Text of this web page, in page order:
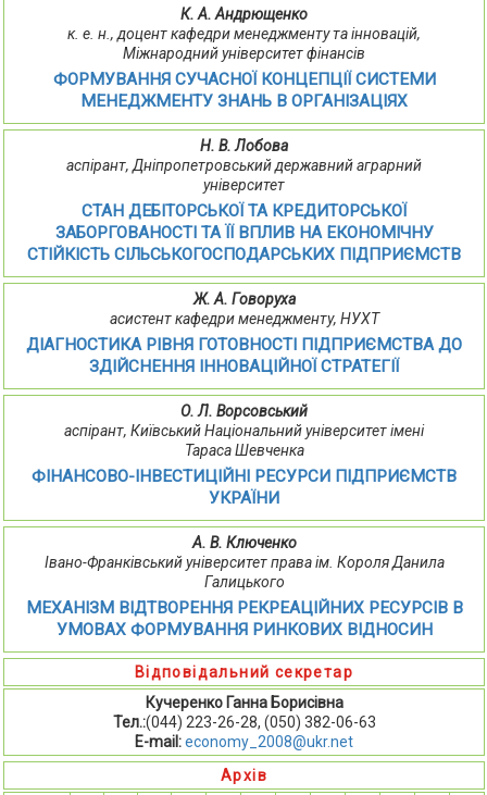
К. А. Андрющенко
к. е. н., доцент кафедри менеджменту та інновацій,
Міжнародний університет фінансів
ФОРМУВАННЯ СУЧАСНОЇ КОНЦЕПЦІЇ СИСТЕМИ
МЕНЕДЖМЕНТУ ЗНАНЬ В ОРГАНІЗАЦІЯХ
Н. В. Лобова
аспірант, Дніпропетровський державний аграрний
університет
СТАН ДЕБІТОРСЬКОЇ ТА КРЕДИТОРСЬКОЇ
ЗАБОРГОВАНОСТІ ТА ЇЇ ВПЛИВ НА ЕКОНОМІЧНУ
СТІЙКІСТЬ СІЛЬСЬКОГОСПОДАРСЬКИХ ПІДПРИЄМСТВ
Ж. А. Говоруха
асистент кафедри менеджменту, НУХТ
ДІАГНОСТИКА РІВНЯ ГОТОВНОСТІ ПІДПРИЄМСТВА ДО
ЗДІЙСНЕННЯ ІННОВАЦІЙНОЇ СТРАТЕГІЇ
О. Л. Ворсовський
аспірант, Київський Національний університет імені
Тараса Шевченка
ФІНАНСОВО-ІНВЕСТИЦІЙНІ РЕСУРСИ ПІДПРИЄМСТВ
УКРАЇНИ
А. В. Ключенко
Івано-Франківський університет права ім. Короля Данила
Галицького
МЕХАНІЗМ ВІДТВОРЕННЯ РЕКРЕАЦІЙНИХ РЕСУРСІВ В
УМОВАХ ФОРМУВАННЯ РИНКОВИХ ВІДНОСИН
Відповідальний секретар
Кучеренко Ганна Борисівна
Тел.:(044) 223-26-28, (050) 382-06-63
E-mail:economy_2008@ukr.net
Архів